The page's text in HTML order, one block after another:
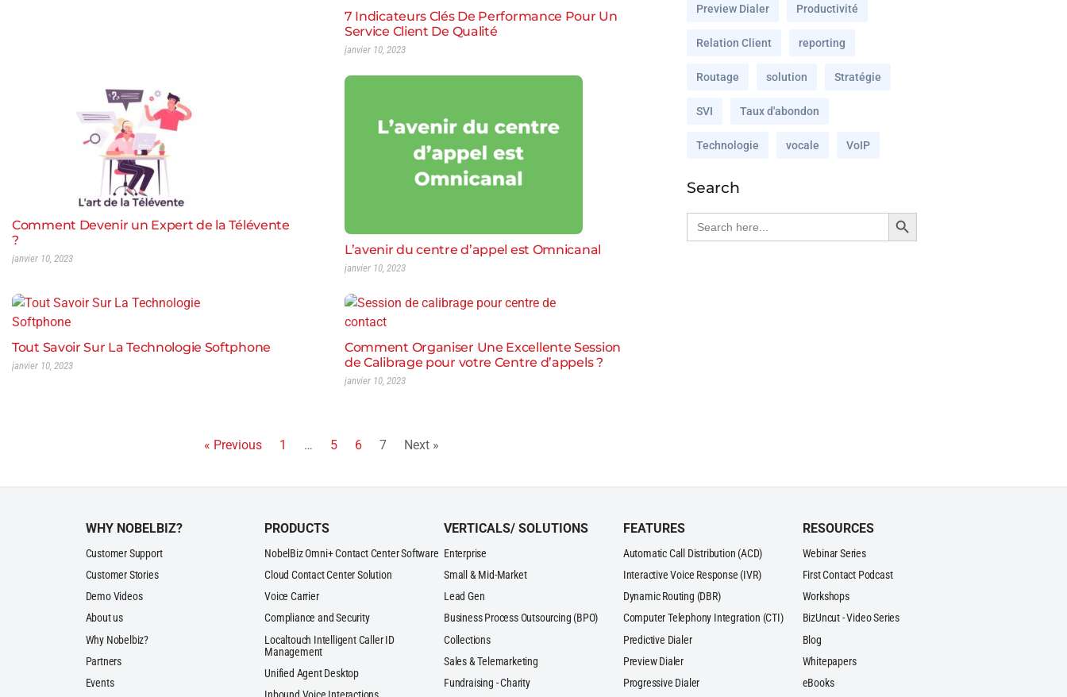
7 Indicateurs Clés De Performance Pour Un
Service Client De Qualité
janvier 10, 2023
Comment Devenir un Expert de la Télévente
?
janvier 10, 2023
L’avenir du centre d’appel est Omnicanal
janvier 10, 2023
Tout Savoir Sur La Technologie Softphone
janvier 10, 2023
Comment Organiser Une Excellente Session
de Calibrage pour votre Centre d’appels ?
janvier 10, 2023
« Previous 1 … 5 6 7 Next »
Preview Dialer Productivité
Relation Client reporting
Routage solution Stratégie
SVI Taux d'abondon
Technologie vocale VoIP
Search
Search
for:
Search Button
WHY NOBELBIZ?
Customer Support
Customer Stories
Demo Videos
About us
Why Nobelbiz?
Partners
Events
PRODUCTS
NobelBiz Omni+ Contact Center Software
Cloud Contact Center Solution
Voice Carrier
Compliance and Security
Localtouch Intelligent Caller ID
Management
Unified Agent Desktop
VERTICALS/ SOLUTIONS
Enterprise
Small & Mid-Market
Lead Gen
Business Process Outsourcing (BPO)
Collections
Sales & Telemarketing
Fundraising - Charity
FEATURES
Automatic Call Distribution (ACD)
Interactive Voice Response (IVR)
Dynamic Routing (DBR)
Computer Telephony Integration (CTI)
Predictive Dialer
Preview Dialer
Progressive Dialer
RESOURCES
Webinar Series
First Contact Podcast
Workshops
BizUncut - Video Series
Blog
Whitepapers
eBooks